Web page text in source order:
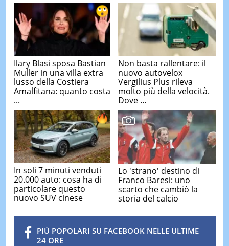
Ilary Blasi sposa Bastian
Muller in una villa extra
lusso della Costiera
Amalfitana: quanto costa
...
Non basta rallentare: il
nuovo autovelox
Vergilius Plus rileva
molto più della velocità.
Dove ...
In soli 7 minuti venduti
20.000 auto: cosa ha di
particolare questo
nuovo SUV cinese
Lo 'strano' destino di
Franco Baresi: uno
scarto che cambiò la
storia del calcio
PIÙ POPOLARI SU FACEBOOK NELLE ULTIME
24 ORE